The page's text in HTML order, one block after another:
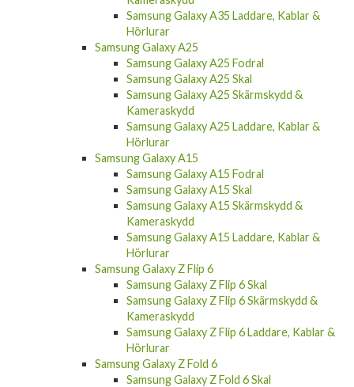
Hörlurar
Samsung Galaxy A25
Samsung Galaxy A25 Fodral
Samsung Galaxy A25 Skal
Samsung Galaxy A25 Skärmskydd &
Kameraskydd
Samsung Galaxy A25 Laddare, Kablar &
Hörlurar
Samsung Galaxy A15
Samsung Galaxy A15 Fodral
Samsung Galaxy A15 Skal
Samsung Galaxy A15 Skärmskydd &
Kameraskydd
Samsung Galaxy A15 Laddare, Kablar &
Hörlurar
Samsung Galaxy Z Flip 6
Samsung Galaxy Z Flip 6 Skal
Samsung Galaxy Z Flip 6 Skärmskydd &
Kameraskydd
Samsung Galaxy Z Flip 6 Laddare, Kablar &
Hörlurar
Samsung Galaxy Z Fold 6
Samsung Galaxy Z Fold 6 Skal
Samsung Galaxy Z Fold 6 Skärmskydd &